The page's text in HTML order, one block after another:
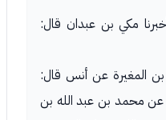
مكي بن عبدان قال:
المغيرة عن أنس قال:
عن محمد بن عبد الله بن